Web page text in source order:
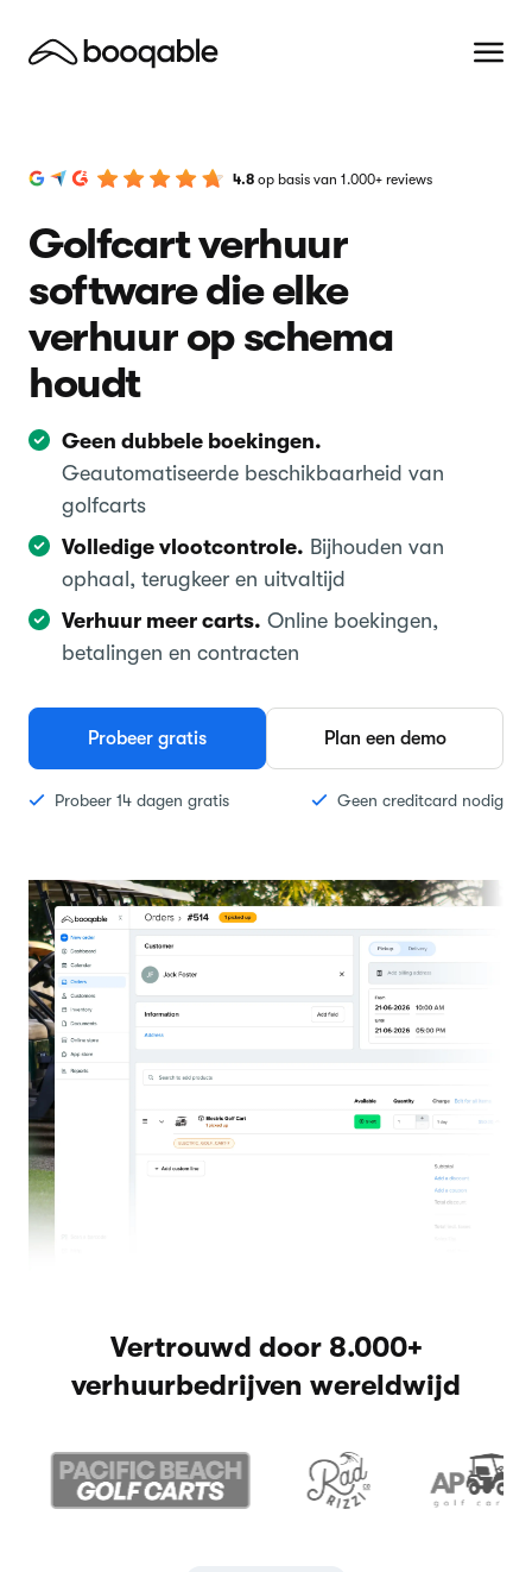
4.8 op basis van 1.000+ reviews
Golfcart verhuur
software die elke
verhuur op schema
houdt
Geen dubbele boekingen.
Geautomatiseerde beschikbaarheid van
golfcarts
Volledige vlootcontrole. Bijhouden van
ophaal, terugkeer en uitvaltijd
Verhuur meer carts. Online boekingen,
betalingen en contracten
Probeer gratis Plan een demo
Probeer 14 dagen gratis Geen creditcard nodig
Vertrouwd door 8.000+
verhuurbedrijven wereldwijd